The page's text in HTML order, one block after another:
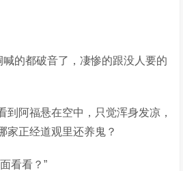
喊的都破音了，凄惨的跟没人要的
到阿福悬在空中，只觉浑身发凉，
家正经道观里还养鬼？
看看？”